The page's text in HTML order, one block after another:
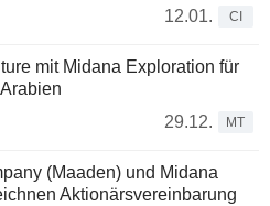
12.01.
CI
mit Midana Exploration für
29.12.
MT
(Maaden) und Midana
Aktionärsvereinbarung